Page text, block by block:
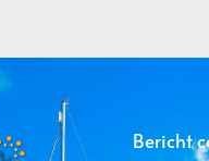
Bericht